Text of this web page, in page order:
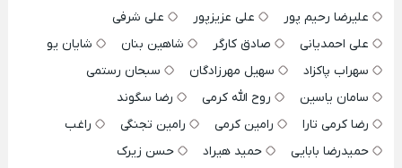
علیرضا رحیم پور
علی عزیزپور
علی شرفی
علی احمدیانی
صادق کارگر شاهین بنان
شایان یو
سهراب پاکزاد
سهیل مهرزادگان
سبحان رستمی
سامان یاسین
روح الله کرمی
رضا سگوند
رضا کرمی تارا
رامین کرمی رامین تجنگی
راغب
حمیدرضا بابایی
حمید هیراد
حسن زیرک